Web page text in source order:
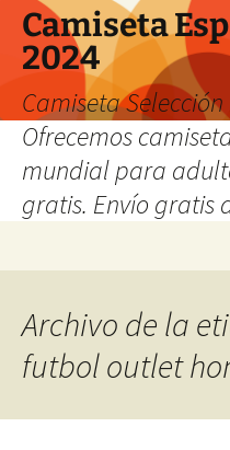
Camiseta
2024
Camiseta
Ofrecemos
mundial para
gratis. Envío gratis
Archivo de la
futbol outlet